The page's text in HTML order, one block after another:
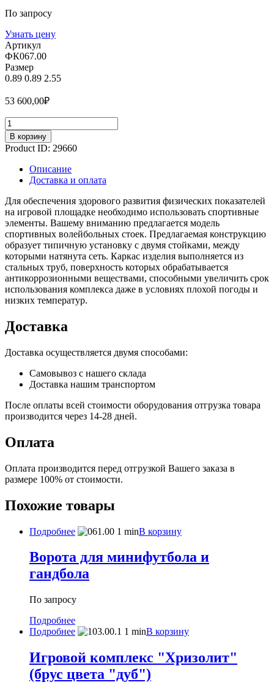
По запросу
Узнать цену
Артикул
ФК067.00
Размер
0.89 0.89 2.55
53 600,00₽
Количество
В корзину
Product ID: 29660
Описание
Доставка и оплата
Для обеспечения здорового развития физических показателей
на игровой площадке необходимо использовать спортивные
элементы. Вашему вниманию предлагается модель
спортивных волейбольных стоек. Предлагаемая конструкцию
образует типичную установку с двумя стойками, между
которыми натянута сеть. Каркас изделия выполняется из
стальных труб, поверхность которых обрабатывается
антикоррозионными веществами, способными увеличить срок
использования комплекса даже в условиях плохой погоды и
низких температур.
Доставка
Доставка осуществляется двумя способами:
Самовывоз с нашего склада
Доставка нашим транспортом
После оплаты всей стоимости оборудования отгрузка товара
производится через 14-28 дней.
Оплата
Оплата производится перед отгрузкой Вашего заказа в
размере 100% от стоимости.
Похожие товары
Подробнее В корзину
Ворота для минифутбола и
гандбола
По запросу
Подробнее
Подробнее
В корзину
Игровой комплекс "Хризолит"
(брус цвета "дуб")